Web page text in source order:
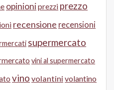
opinioniprezzi prezzo
recensione recensioni
supermercato
vini al supermercato
vino volantini volantino